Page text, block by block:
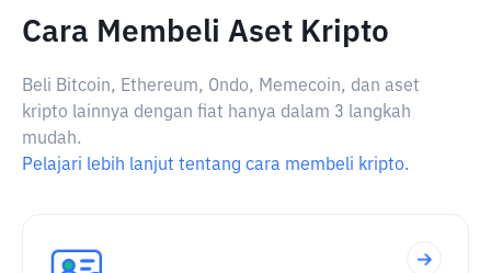
Cara Membeli Aset Kripto
Beli Bitcoin, Ethereum, Ondo, Memecoin, dan aset
kripto lainnya dengan fiat hanya dalam 3 langkah
mudah.
Pelajari lebih lanjut tentang cara membeli kripto.